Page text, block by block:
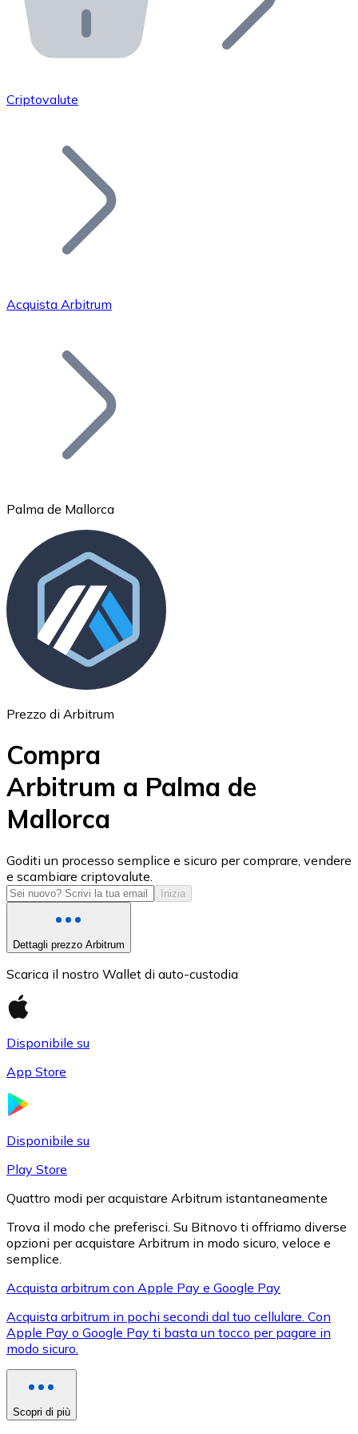
API Bitnovo
Integra la nostra API nel tuo ecosistema.
Unisciti alla nostra rete di rivenditori e
Aggiungi il token del tuo progetto al nostro servizio di
Bitcoin
Ethereum
ETH
USD Coin
USDC
XRP
XRP
Vedi tutto
Buoni cripto
Criptovalute
Acquista Arbitrum
Palma de Mallorca
Prezzo di Arbitrum
Compra
Arbitrum a Palma de
Mallorca
Goditi un processo semplice e sicuro per comprare, vendere
e scambiare criptovalute.
Inizia
Dettagli prezzo Arbitrum
Scarica il nostro Wallet di auto-custodia
Disponibile su
App Store
Disponibile su
Play Store
Quattro modi per acquistare Arbitrum istantaneamente
Trova il modo che preferisci. Su Bitnovo ti offriamo diverse
opzioni per acquistare Arbitrum in modo sicuro, veloce e
semplice.
Acquista arbitrum con Apple Pay e Google Pay
Acquista arbitrum in pochi secondi dal tuo cellulare. Con
Apple Pay o Google Pay ti basta un tocco per pagare in
modo sicuro.
Scopri di più